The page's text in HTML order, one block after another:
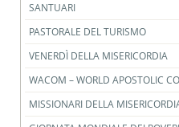
SANTUARI
PASTORALE DEL TURISMO
VENERDÌ DELLA MISERICORDIA
WACOM – WORLD APOSTOLIC
MISSIONARI DELLA